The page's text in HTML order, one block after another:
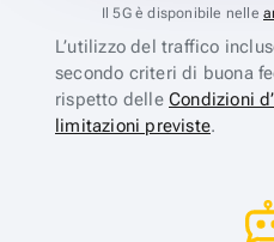
Il 5G è disponibile nelle
L’utilizzo del traffico
secondo criteri di buona
rispetto delle Condizioni
limitazioni previste.